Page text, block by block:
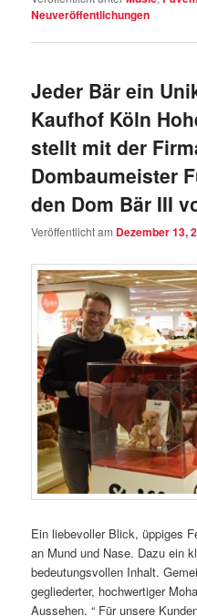
Neuveröffentlichungen
Jeder Bär ein
Kaufhof Köln
stellt mit der
Dombaumeister
den Dom Bär III
Veröffentlicht am Dezember 13,
Ein liebevoller Blick, üppiges
an Mund und Nase. Dazu ein
bedeutungsvollen Inhalt.
gegliederter, hochwertiger
Aussehen. “ Für unsere